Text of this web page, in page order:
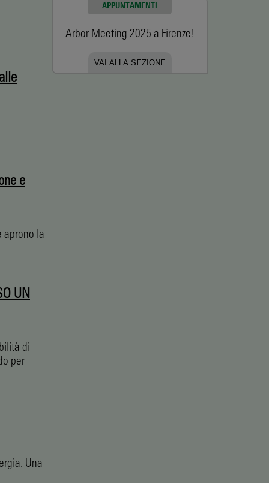
e
aprono la
UN
di
per
Una
APPUNTAMENTI
Arbor Meeting 2025 a Firenze!
VAI ALLA SEZIONE